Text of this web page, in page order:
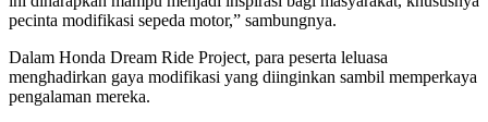
pecinta modifikasi sepeda motor,” sambungnya.
Dalam Honda Dream Ride Project, para peserta leluasa
menghadirkan gaya modifikasi yang diinginkan sambil memperkaya
pengalaman mereka.